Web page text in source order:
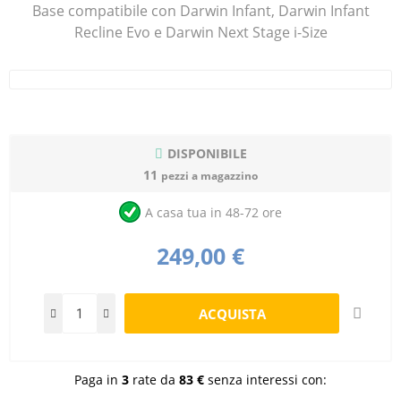
Base compatibile con Darwin Infant, Darwin Infant
Recline Evo e Darwin Next Stage i-Size
DISPONIBILE
11 pezzi a magazzino
A casa tua in 48-72 ore
249,00 €
Paga in 3 rate da 83 € senza interessi con: